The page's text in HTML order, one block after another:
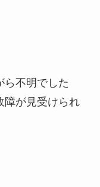
ら不明でした
障が見受けられ